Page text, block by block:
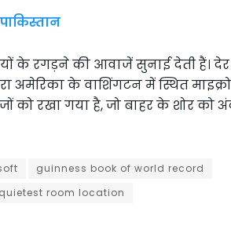
के रगड़ने की आवाजें सुनाई देती हैं।
के वाशिंगटन में स्थित
रखा गया है, जो बाहर के शोर को
guinness book of world record
room location